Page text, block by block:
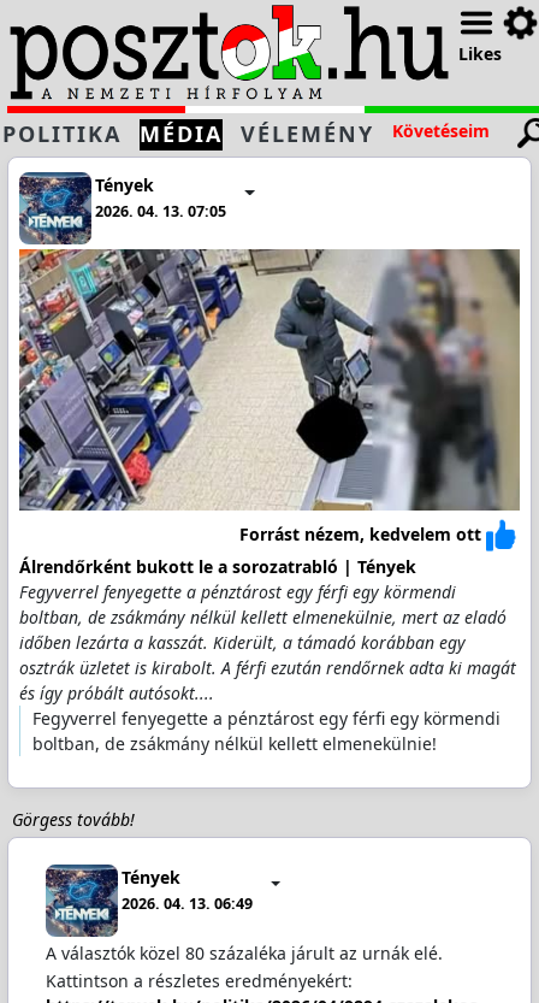
Likes
POLITIKA MÉDIA VÉLEMÉNY Követéseim
Tények
2026. 04. 13. 07:05
Forrást nézem, kedvelem ott
Álrendőrként bukott le a sorozatrabló | Tények
Fegyverrel fenyegette a pénztárost egy férfi egy körmendi
boltban, de zsákmány nélkül kellett elmenekülnie, mert az eladó
időben lezárta a kasszát. Kiderült, a támadó korábban egy
osztrák üzletet is kirabolt. A férfi ezután rendőrnek adta ki magát
és így próbált autósokt....
Fegyverrel fenyegette a pénztárost egy férfi egy körmendi
boltban, de zsákmány nélkül kellett elmenekülnie!
Görgess tovább!
Tények
2026. 04. 13. 06:49
A választók közel 80 százaléka járult az urnák elé.
Kattintson a részletes eredményekért: